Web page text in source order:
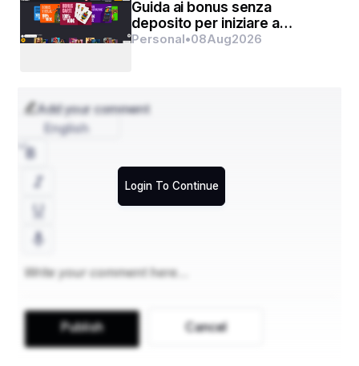
Guida ai bonus senza
deposito per iniziare a
giocare al casinò
Personal•08Aug2026
Add your comment
Login To Continue
English
Publish Cancel